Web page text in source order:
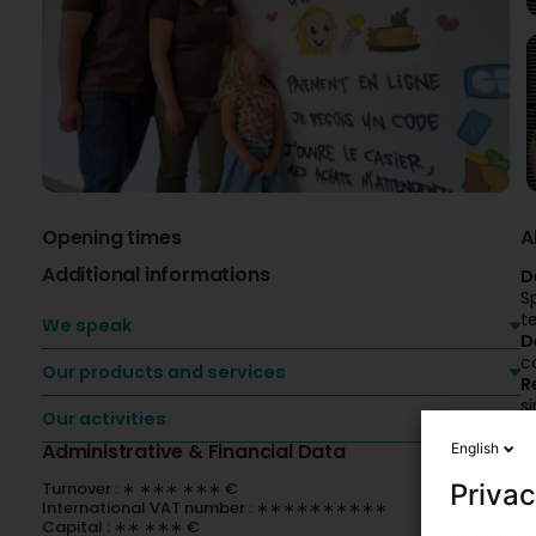
Opening times
Additional informations
We speak
Our products and services
Our activities
Administrative & Financial Data
Turnover : ∗ ∗∗∗ ∗∗∗ €
International VAT number : ∗∗∗∗∗∗∗∗∗∗
Capital : ∗∗ ∗∗∗ €
English